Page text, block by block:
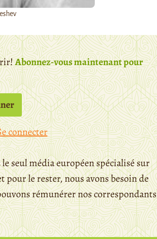
Abonnez-vous maintenant pour
connecter
seul média européen spécialisé sur
pour le rester, nous avons besoin de
rémunérer nos correspondants